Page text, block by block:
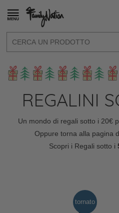
REGALINI
Un mondo di regali sotto i 20€
Oppure torna alla pagina
Scopri i Regali sotto i
tornato